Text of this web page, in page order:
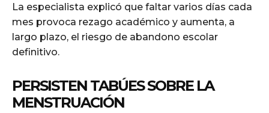
La especialista explicó que faltar varios días cada
mes provoca rezago académico y aumenta, a
largo plazo, el riesgo de abandono escolar
definitivo.
PERSISTEN TABÚES SOBRE LA
MENSTRUACIÓN